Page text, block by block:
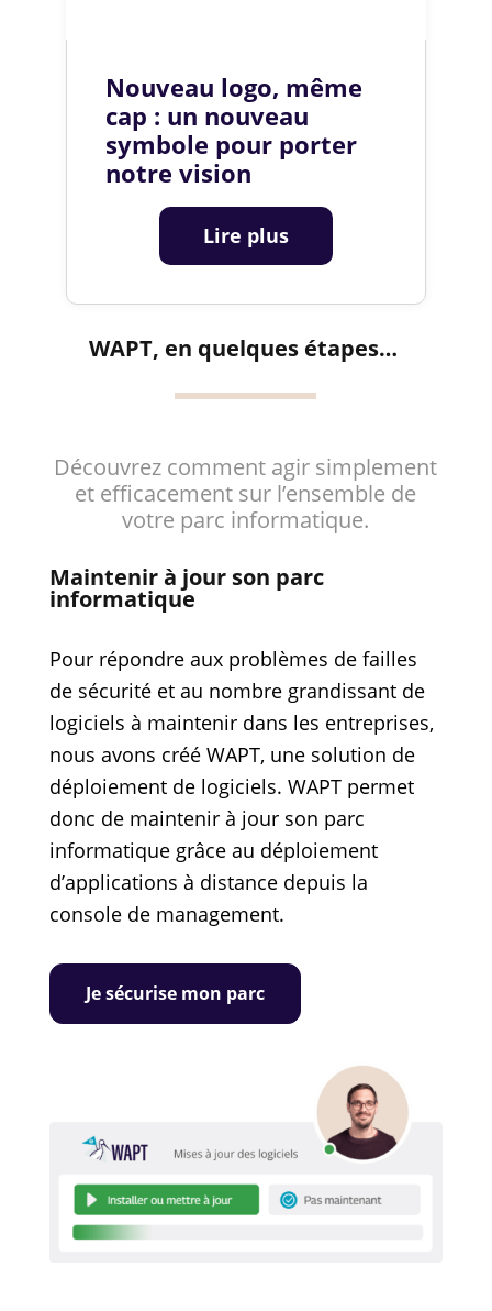
Nouveau logo, même
cap : un nouveau
symbole pour porter
notre vision
Lire plus
WAPT, en quelques étapes…
Découvrez comment agir simplement
et efficacement sur l’ensemble de
votre parc informatique.
Maintenir à jour son parc
informatique
Pour répondre aux problèmes de failles
de sécurité et au nombre grandissant de
logiciels à maintenir dans les entreprises,
nous avons créé WAPT, une solution de
déploiement de logiciels. WAPT permet
donc de maintenir à jour son parc
informatique grâce au déploiement
d’applications à distance depuis la
console de management.
Je sécurise mon parc